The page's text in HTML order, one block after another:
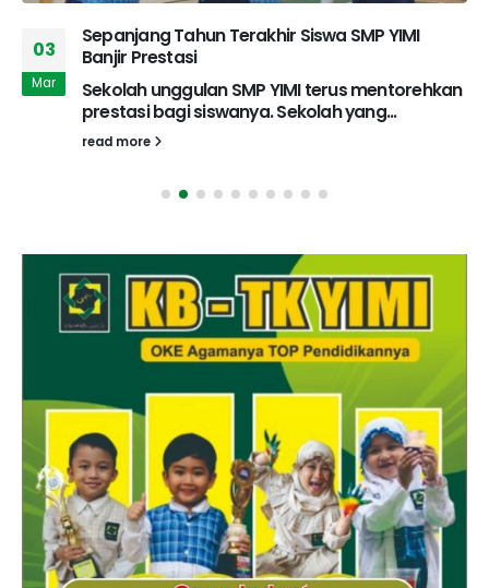
03
Mar
Sepanjang Tahun Terakhir Siswa SMP YIMI
Banjir Prestasi
Sekolah unggulan SMP YIMI terus mentorehkan
prestasi bagi siswanya. Sekolah yang...
read more